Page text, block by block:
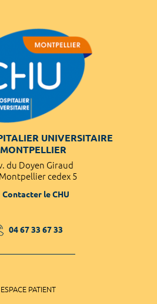
UNIVERSITAIRE
du Doyen Giraud
cedex 5
Contacter le CHU
04 67 33 67 33
ESPACE PATIENT